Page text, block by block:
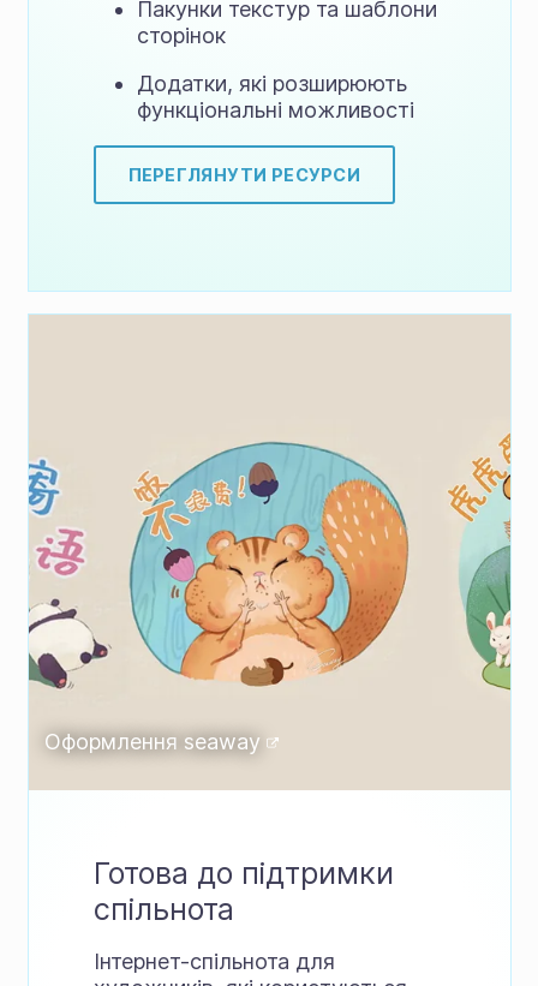
Пакунки текстур та шаблони
сторінок
Додатки, які розширюють
функціональні можливості
ПЕРЕГЛЯНУТИ РЕСУРСИ
Оформлення seaway
Готова до підтримки
спільнота
Інтернет-спільнота для